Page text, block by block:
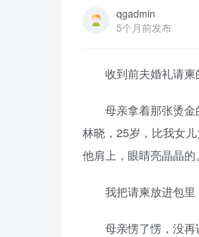
qgadmin
5个月前发布
收到前夫婚礼请柬
母亲拿着那张烫金的
林晓，25岁，比我女
他肩上，眼睛亮晶晶的。
我把请柬放进包里
母亲愣了愣，没再